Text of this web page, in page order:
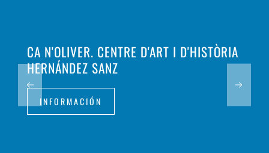
CA N'OLIVER. CENTRE D'ART I D'HISTÒRIA
HERNÁNDEZ SANZ
INFORMACIÓN